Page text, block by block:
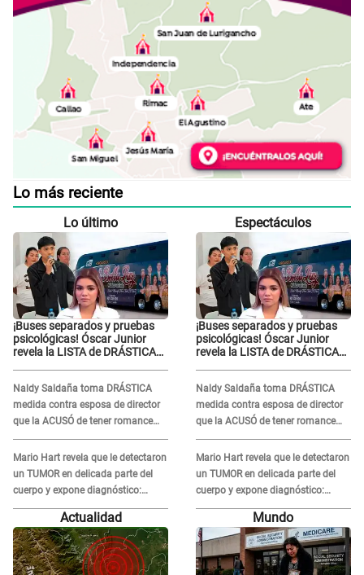
Lo más reciente
Lo último
¡Buses separados y pruebas
psicológicas! Óscar Junior
revela la LISTA de DRÁSTICAS
Naldy Saldaña
Naldy Saldaña toma DRÁSTICA
medida contra esposa de director
que la ACUSÓ de tener romance
con él: "Muy triste..."
Mario Hart revela que le detectaron
un TUMOR en delicada parte del
cuerpo y expone diagnóstico:
"Dolores muy fuertes..."
Espectáculos
¡Buses separados y pruebas
psicológicas! Óscar Junior
revela la LISTA de DRÁSTICAS
Naldy Saldaña
Naldy Saldaña toma DRÁSTICA
medida contra esposa de director
que la ACUSÓ de tener romance
con él: "Muy triste..."
Mario Hart revela que le detectaron
un TUMOR en delicada parte del
cuerpo y expone diagnóstico:
"Dolores muy fuertes..."
Actualidad Mundo